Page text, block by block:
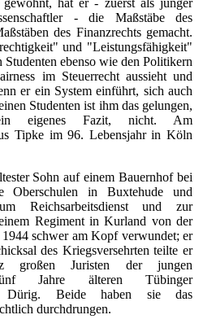
- die Maßstäbe des
des Finanzrechts gemacht.
und "Leistungsfähigkeit"
ebenso wie den Politikern
im Steuerrecht aussieht und
er ein System einführt, sich auch
Studenten ist ihm das gelungen,
eigenes Fazit, nicht. Am
Tipke im 96. Lebensjahr in Köln
Sohn auf einem Bauernhof bei
Oberschulen in Buxtehude und
Reichsarbeitsdienst und zur
Regiment in Kurland von der
schwer am Kopf verwundet; er
des Kriegsversehrten teilte er
großen Juristen der jungen
Jahre älteren Tübinger
Dürig. Beide haben sie das
durchdrungen.